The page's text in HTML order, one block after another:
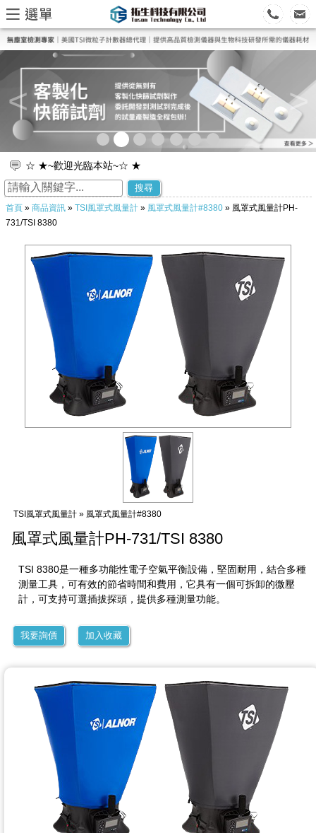
< >
☆ ★~歡迎光臨本站~☆ ★
☆ ★~歡迎您到留言版給我們加油打氣~☆ ★
搜尋
首頁» 商品資訊» TSI風罩式風量計» 風罩式風量計#8380» 風罩式風量計PH-
731/TSI 8380
TSI風罩式風量計 » 風罩式風量計#8380
風罩式風量計PH-731/TSI 8380
TSI 8380是一種多功能性電子空氣平衡設備，堅固耐用，結合多種
測量工具，可有效的節省時間和費用，它具有一個可拆卸的微壓
計，可支持可選插拔探頭，提供多種測量功能。
我要詢價 加入收藏